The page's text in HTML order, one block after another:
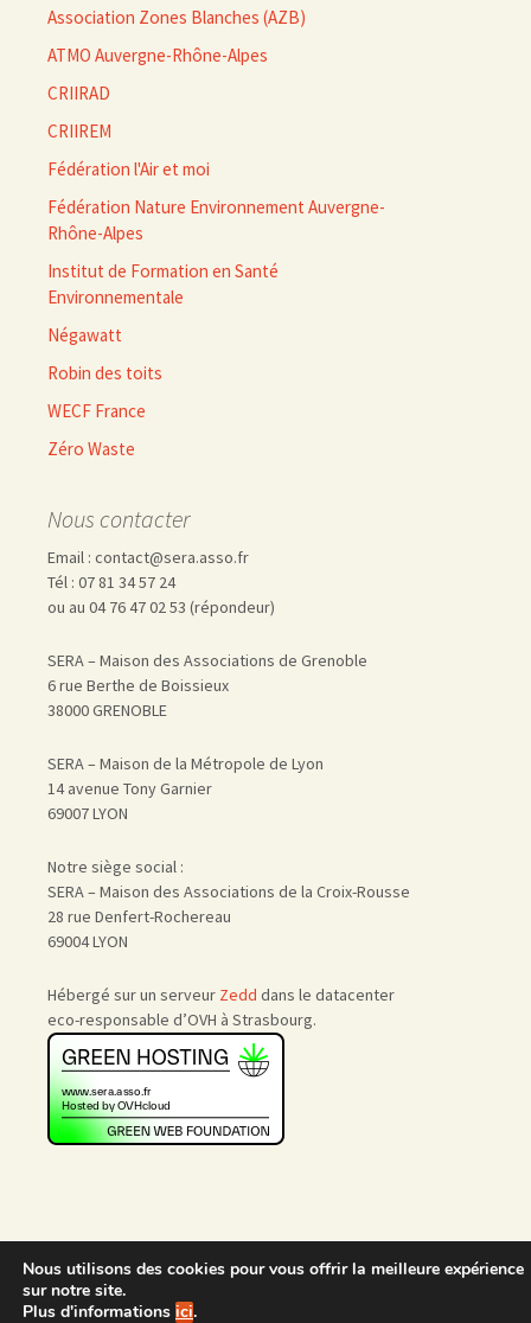
Association Zones Blanches (AZB)
ATMO Auvergne-Rhône-Alpes
CRIIRAD
CRIIREM
Fédération l'Air et moi
Fédération Nature Environnement Auvergne-
Rhône-Alpes
Institut de Formation en Santé
Environnementale
Négawatt
Robin des toits
WECF France
Zéro Waste
Nous contacter
Email : contact@sera.asso.fr
Tél : 07 81 34 57 24
ou au 04 76 47 02 53 (répondeur)
SERA – Maison des Associations de Grenoble
6 rue Berthe de Boissieux
38000 GRENOBLE
SERA – Maison de la Métropole de Lyon
14 avenue Tony Garnier
69007 LYON
Notre siège social :
SERA – Maison des Associations de la Croix-Rousse
28 rue Denfert-Rochereau
69004 LYON
Hébergé sur un serveur Zedd dans le datacenter
eco-responsable d’OVH à Strasbourg.
Accueil | Nous rejoindre
Admin
Nous utilisons des cookies pour vous offrir la meilleure expérience
sur notre site.
Plus d'informations ici.